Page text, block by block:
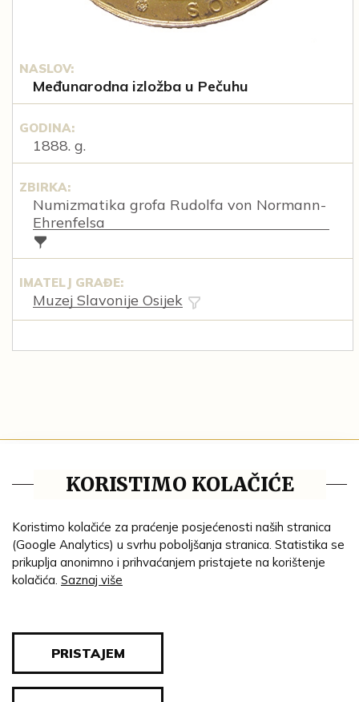
NASLOV:
Međunarodna izložba u Pečuhu
GODINA:
1888. g.
ZBIRKA:
Numizmatika grofa Rudolfa von Normann-
Ehrenfelsa
IMATELJ GRAĐE:
Muzej Slavonije Osijek
Impresum
Ustanove
Lenta vremena
Genealogija
KORISTIMO KOLAČIĆE
Koristimo kolačiće za praćenje posjećenosti naših stranica
(Google Analytics) u svrhu poboljšanja stranica. Statistika se
prikuplja anonimno i prihvaćanjem pristajete na korištenje
kolačića. Saznaj više
PRISTAJEM